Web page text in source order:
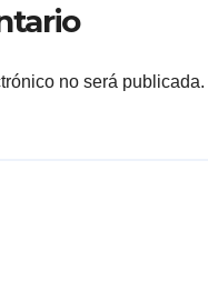
no será publicada.